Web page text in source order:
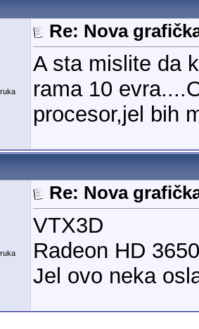
Re: Nova
A sta mislite da
rama 10
procesor,jel bih
Re: Nova
VTX3D
Radeon HD
Jel ovo neka